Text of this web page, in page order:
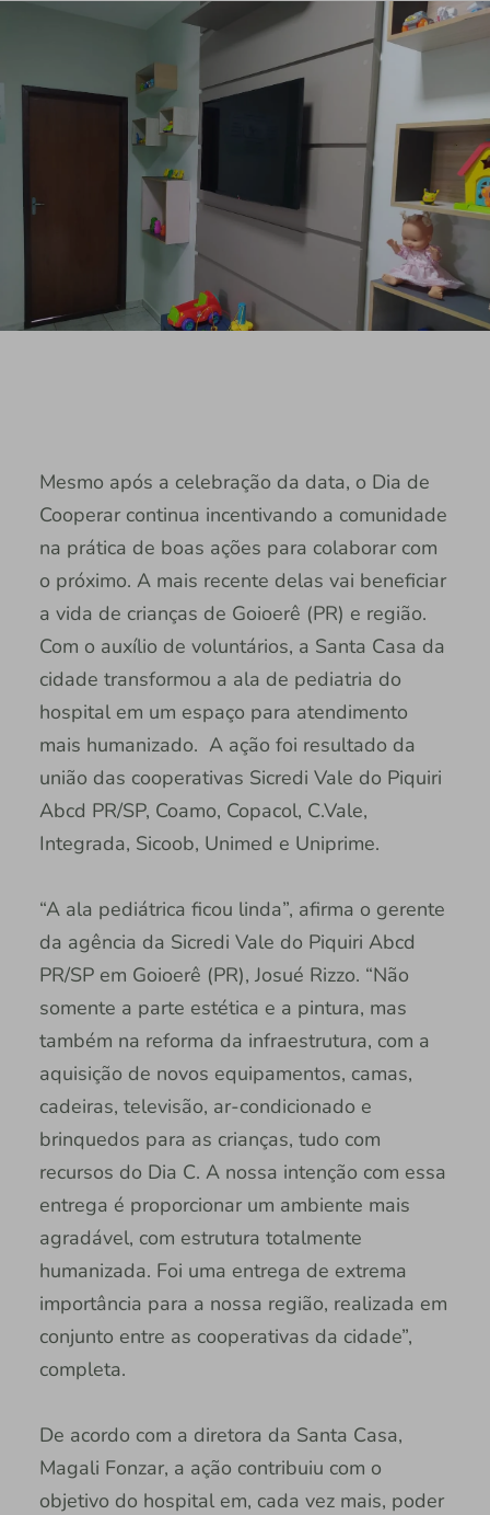
Mesmo após a celebração da data, o Dia de
Cooperar continua incentivando a comunidade
na prática de boas ações para colaborar com
o próximo. A mais recente delas vai beneficiar
a vida de crianças de Goioerê (PR) e região.
Com o auxílio de voluntários, a Santa Casa da
cidade transformou a ala de pediatria do
hospital em um espaço para atendimento
mais humanizado. A ação foi resultado da
união das cooperativas Sicredi Vale do Piquiri
Abcd PR/SP, Coamo, Copacol, C.Vale,
Integrada, Sicoob, Unimed e Uniprime.
“A ala pediátrica ficou linda”, afirma o gerente
da agência da Sicredi Vale do Piquiri Abcd
PR/SP em Goioerê (PR), Josué Rizzo. “Não
somente a parte estética e a pintura, mas
também na reforma da infraestrutura, com a
aquisição de novos equipamentos, camas,
cadeiras, televisão, ar-condicionado e
brinquedos para as crianças, tudo com
recursos do Dia C. A nossa intenção com essa
entrega é proporcionar um ambiente mais
agradável, com estrutura totalmente
humanizada. Foi uma entrega de extrema
importância para a nossa região, realizada em
conjunto entre as cooperativas da cidade”,
completa.
De acordo com a diretora da Santa Casa,
Magali Fonzar, a ação contribuiu com o
objetivo do hospital em, cada vez mais, poder